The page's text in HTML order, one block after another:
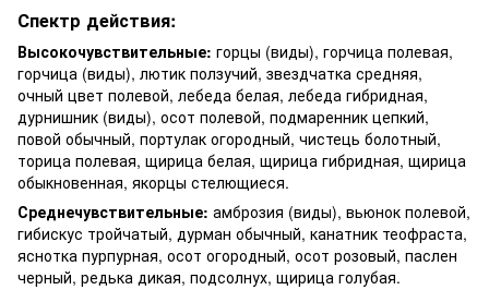
Спектр действия:
Высокочувствительные: горцы (виды), горчица полевая,
горчица (виды), лютик ползучий, звездчатка средняя,
очный цвет полевой, лебеда белая, лебеда гибридная,
дурнишник (виды), осот полевой, подмаренник цепкий,
повой обычный, портулак огородный, чистець болотный,
торица полевая, щирица белая, щирица гибридная, щирица
обыкновенная, якорцы стелющиеся.
Среднечувствительные: амброзия (виды), вьюнок полевой,
гибискус тройчатый, дурман обычный, канатник теофраста,
яснотка пурпурная, осот огородный, осот розовый, паслен
черный, редька дикая, подсолнух, щирица голубая.